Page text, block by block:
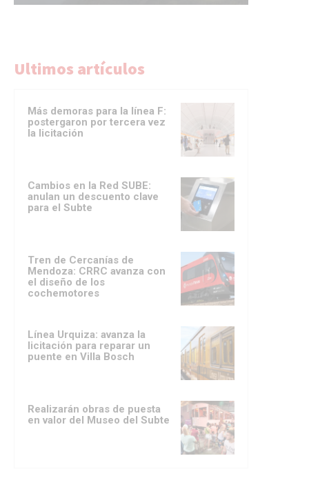
Ultimos artículos
Más demoras para la línea F:
postergaron por tercera vez
la licitación
Cambios en la Red SUBE:
anulan un descuento clave
para el Subte
Tren de Cercanías de
Mendoza: CRRC avanza con
el diseño de los
cochemotores
Línea Urquiza: avanza la
licitación para reparar un
puente en Villa Bosch
Realizarán obras de puesta
en valor del Museo del Subte